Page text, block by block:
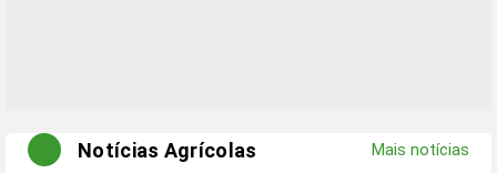
Notícias Agrícolas Mais notícias